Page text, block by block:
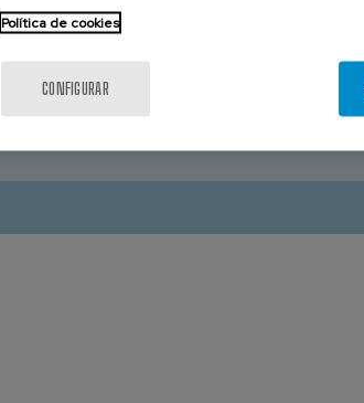
Política de cookies
CONFIGURAR